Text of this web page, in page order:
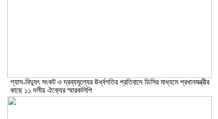
গ্যাস-বিদ্যুৎ সংকট ও দ্রব্যমূল্যের ঊর্ধ্বগতির প্রতিবাদে ডিসির মাধ্যমে প্রধানমন্ত্রীর
কাছে ১১ দলীয় ঐক্যের স্মারকলিপি